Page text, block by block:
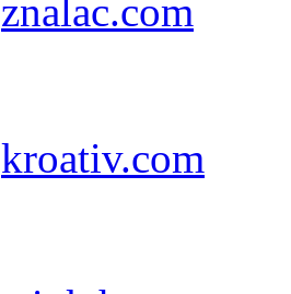
znalac.com
kroativ.com